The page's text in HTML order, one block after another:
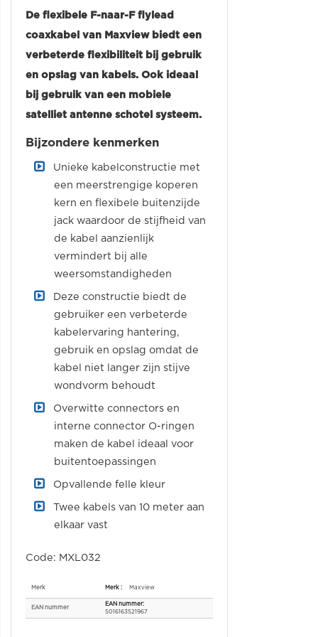
De flexibele F-naar-F flylead
coaxkabel van Maxview biedt een
verbeterde flexibiliteit bij gebruik
en opslag van kabels. Ook ideaal
bij gebruik van een mobiele
satelliet antenne schotel systeem.
Bijzondere kenmerken
Unieke kabelconstructie met
een meerstrengige koperen
kern en flexibele buitenzijde
jack waardoor de stijfheid van
de kabel aanzienlijk
vermindert bij alle
weersomstandigheden
Deze constructie biedt de
gebruiker een verbeterde
kabelervaring hantering,
gebruik en opslag omdat de
kabel niet langer zijn stijve
wondvorm behoudt
Overwitte connectors en
interne connector O-ringen
maken de kabel ideaal voor
buitentoepassingen
Opvallende felle kleur
Twee kabels van 10 meter aan
elkaar vast
Code: MXL032
Merk
Maxview
EAN nummer
5016163521967